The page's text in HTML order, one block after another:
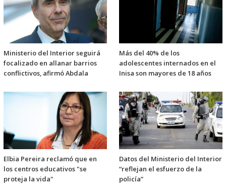
Ministerio del Interior seguirá
focalizado en allanar barrios
conflictivos, afirmó Abdala
Más del 40% de los
adolescentes internados en el
Inisa son mayores de 18 años
Elbia Pereira reclamó que en
los centros educativos "se
proteja la vida"
Datos del Ministerio del Interior
“reflejan el esfuerzo de la
policía”